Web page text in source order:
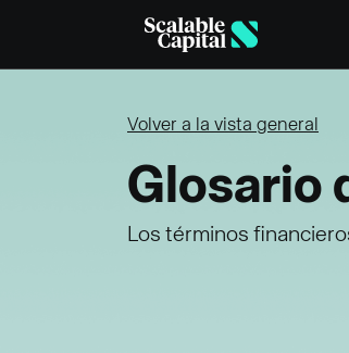
Volver a la vista general
Glosario
Los términos